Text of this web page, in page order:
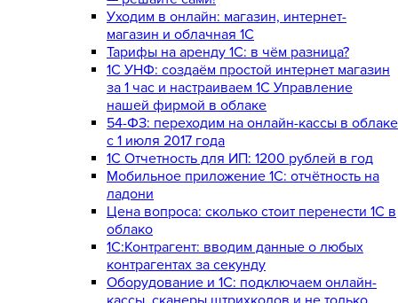
Уходим в онлайн: магазин, интернет-
магазин и облачная 1С
Тарифы на аренду 1С: в чём разница?
1С УНФ: создаём простой интернет магазин
за 1 час и настраиваем 1С Управление
нашей фирмой в облаке
54-ФЗ: переходим на онлайн-кассы в облаке
с 1 июля 2017 года
1С Отчетность для ИП: 1200 рублей в год
Мобильное приложение 1С: отчётность на
ладони
Цена вопроса: сколько стоит перенести 1С в
облако
1С:Контрагент: вводим данные о любых
контрагентах за секунду
Оборудование и 1С: подключаем онлайн-